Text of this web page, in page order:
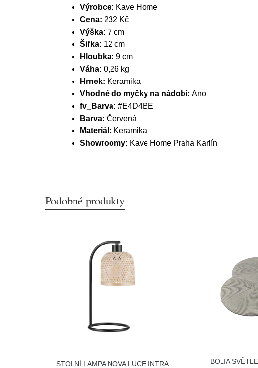
Výrobce: Kave Home
Cena: 232 Kč
Výška: 7 cm
Šířka: 12 cm
Hloubka: 9 cm
Váha: 0,26 kg
Hrnek: Keramika
Vhodné do myčky na nádobí: Ano
fv_Barva: #E4D4BE
Barva: Červená
Materiál: Keramika
Showroomy: Kave Home Praha Karlín
Podobné produkty
STOLNÍ LAMPA NOVA LUCE INTRA
BOLIA